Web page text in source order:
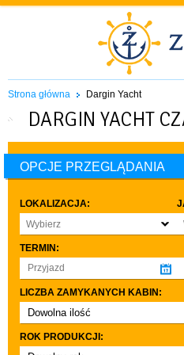
Strona główna Dargin Yacht
DARGIN YACHT
OPCJE PRZEGLĄDANIA
LOKALIZACJA:
Wybierz
TERMIN:
LICZBA ZAMYKANYCH KABIN:
Dowolna ilość
co najmniej 1
co najmniej 2
ROK PRODUKCJI: